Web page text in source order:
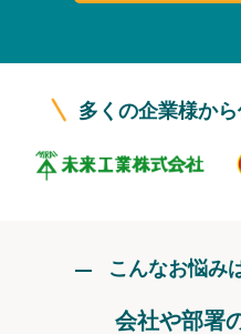
ログイン
多くの企業様か
こんなお悩み
会社や部署